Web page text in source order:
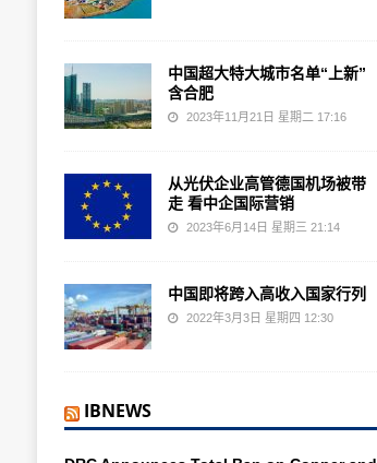
中国超大特大城市名单“上新”
含合肥
2023年11月21日 星期二 17:16
从光伏企业高管德国机场被带
走 看中企国际营销
2023年6月14日 星期三 21:14
中国即将跨入高收入国家行列
2022年3月3日 星期四 12:30
IBNEWS